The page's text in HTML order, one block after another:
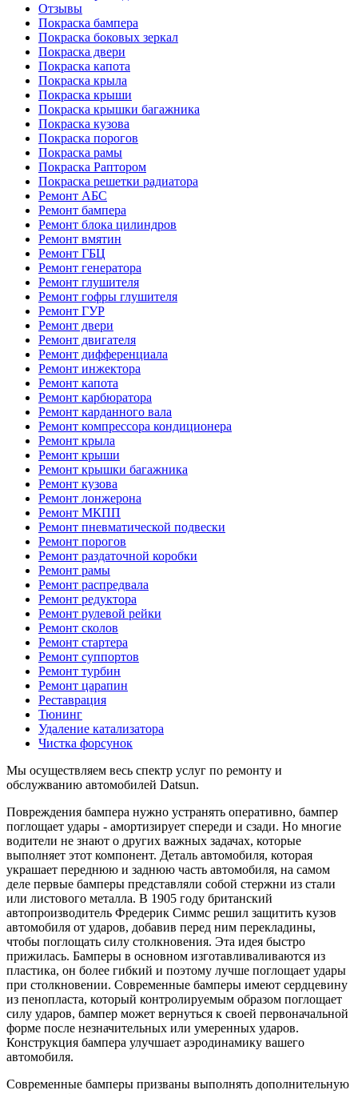
Отзывы
Покраска бампера
Покраска боковых зеркал
Покраска двери
Покраска капота
Покраска крыла
Покраска крыши
Покраска крышки багажника
Покраска кузова
Покраска порогов
Покраска рамы
Покраска Раптором
Покраска решетки радиатора
Ремонт АБС
Ремонт бампера
Ремонт блока цилиндров
Ремонт вмятин
Ремонт ГБЦ
Ремонт генератора
Ремонт глушителя
Ремонт гофры глушителя
Ремонт ГУР
Ремонт двери
Ремонт двигателя
Ремонт дифференциала
Ремонт инжектора
Ремонт капота
Ремонт карбюратора
Ремонт карданного вала
Ремонт компрессора кондиционера
Ремонт крыла
Ремонт крыши
Ремонт крышки багажника
Ремонт кузова
Ремонт лонжерона
Ремонт МКПП
Ремонт пневматической подвески
Ремонт порогов
Ремонт раздаточной коробки
Ремонт рамы
Ремонт распредвала
Ремонт редуктора
Ремонт рулевой рейки
Ремонт сколов
Ремонт стартера
Ремонт суппортов
Ремонт турбин
Ремонт царапин
Реставрация
Тюнинг
Удаление катализатора
Чистка форсунок
Мы осуществляем весь спектр услуг по ремонту и
обслужванию автомобилей Datsun.
Повреждения бампера нужно устранять оперативно, бампер
поглощает удары - амортизирует спереди и сзади. Но многие
водители не знают о других важных задачах, которые
выполняет этот компонент. Деталь автомобиля, которая
украшает переднюю и заднюю часть автомобиля, на самом
деле первые бамперы представляли собой стержни из стали
или листового металла. В 1905 году британский
автопроизводитель Фредерик Симмс решил защитить кузов
автомобиля от ударов, добавив перед ним перекладины,
чтобы поглощать силу столкновения. Эта идея быстро
прижилась. Бамперы в основном изготавливаливаются из
пластика, он более гибкий и поэтому лучше поглощает удары
при столкновении. Современные бамперы имеют сердцевину
из пенопласта, который контролируемым образом поглощает
силу ударов, бампер может вернуться к своей первоначальной
форме после незначительных или умеренных ударов.
Конструкция бампера улучшает аэродинамику вашего
автомобиля.
Современные бамперы призваны выполнять дополнительную